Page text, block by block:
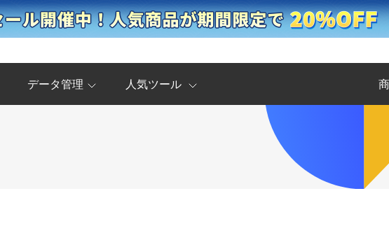
データ管理 人気ツール